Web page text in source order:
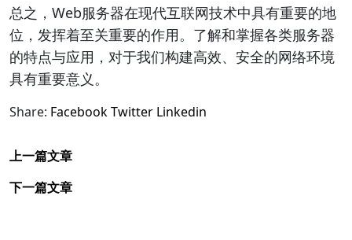
总之，Web服务器在现代互联网技术中具有重要的地
位，发挥着至关重要的作用。了解和掌握各类服务器
的特点与应用，对于我们构建高效、安全的网络环境
具有重要意义。
Share: FacebookTwitter Linkedin
上一篇文章
下一篇文章